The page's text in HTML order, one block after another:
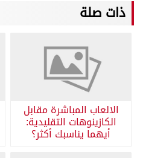
ذات صلة
الالعاب المباشرة مقابل
الكازينوهات التقليدية:
أيهما يناسبك أكثر؟